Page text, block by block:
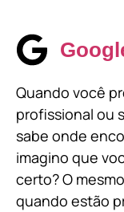
Quando você
profissional ou
sabe onde
imagino que
certo? O
quando estão